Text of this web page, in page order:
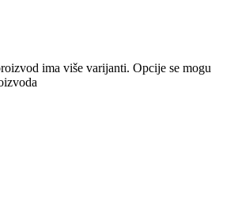
ima više varijanti. Opcije se mogu